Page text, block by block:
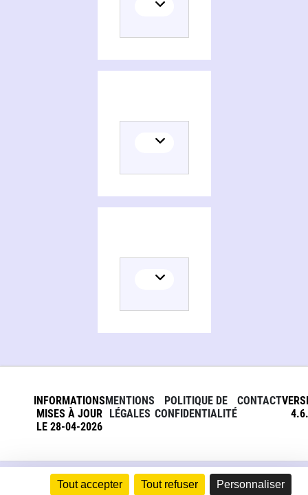
Tout accepter Tout refuser Personnaliser
INFORMATIONS
MISES À JOUR
LE 28-04-2026
MENTIONS
LÉGALES
POLITIQUE DE
CONFIDENTIALITÉ
CONTACT